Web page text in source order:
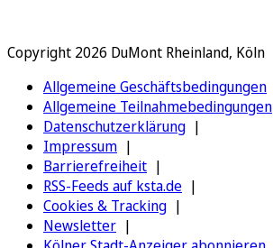
Copyright 2026 DuMont Rheinland, Köln
Allgemeine Geschäftsbedingungen
Allgemeine Teilnahmebedingungen
Datenschutzerklärung
Impressum
Barrierefreiheit
RSS-Feeds auf ksta.de
Cookies & Tracking
Newsletter